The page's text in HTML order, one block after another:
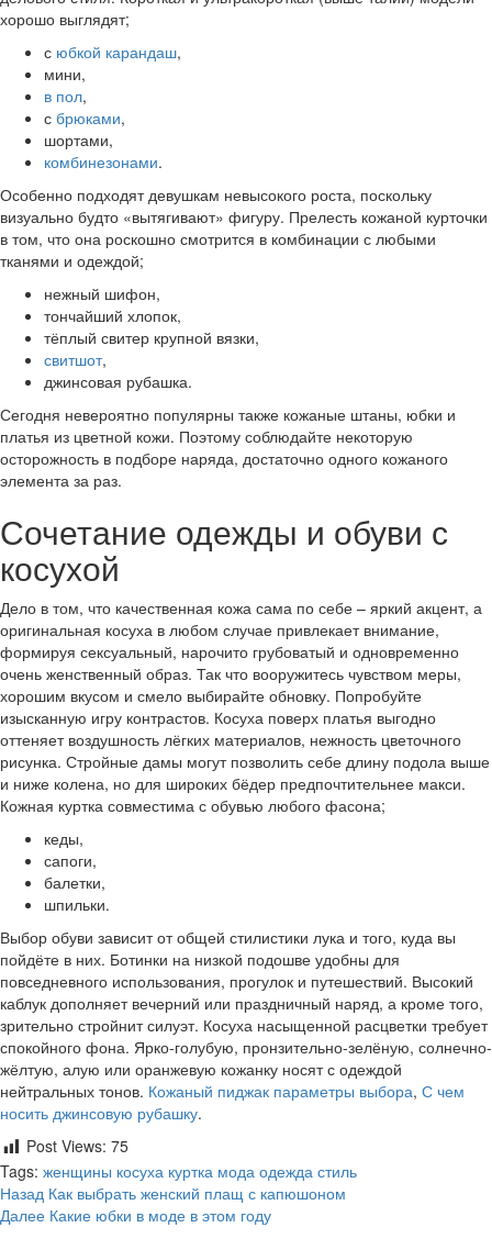
хорошо выглядят;
с юбкой карандаш,
мини,
в пол,
с брюками,
шортами,
комбинезонами.
Особенно подходят девушкам невысокого роста, поскольку
визуально будто «вытягивают» фигуру. Прелесть кожаной курточки
в том, что она роскошно смотрится в комбинации с любыми
тканями и одеждой;
нежный шифон,
тончайший хлопок,
тёплый свитер крупной вязки,
свитшот,
джинсовая рубашка.
Сегодня невероятно популярны также кожаные штаны, юбки и
платья из цветной кожи. Поэтому соблюдайте некоторую
осторожность в подборе наряда, достаточно одного кожаного
элемента за раз.
Сочетание одежды и обуви с
косухой
Дело в том, что качественная кожа сама по себе – яркий акцент, а
оригинальная косуха в любом случае привлекает внимание,
формируя сексуальный, нарочито грубоватый и одновременно
очень женственный образ. Так что вооружитесь чувством меры,
хорошим вкусом и смело выбирайте обновку. Попробуйте
изысканную игру контрастов. Косуха поверх платья выгодно
оттеняет воздушность лёгких материалов, нежность цветочного
рисунка. Стройные дамы могут позволить себе длину подола выше
и ниже колена, но для широких бёдер предпочтительнее макси.
Кожная куртка совместима с обувью любого фасона;
кеды,
сапоги,
балетки,
шпильки.
Выбор обуви зависит от общей стилистики лука и того, куда вы
пойдёте в них. Ботинки на низкой подошве удобны для
повседневного использования, прогулок и путешествий. Высокий
каблук дополняет вечерний или праздничный наряд, а кроме того,
зрительно стройнит силуэт. Косуха насыщенной расцветки требует
спокойного фона. Ярко-голубую, пронзительно-зелёную, солнечно-
жёлтую, алую или оранжевую кожанку носят с одеждой
нейтральных тонов. Кожаный пиджак параметры выбора, С чем
носить джинсовую рубашку.
Post Views: 75
Tags: женщины косуха куртка мода одежда стиль
Post
navigation
Назад Как выбрать женский плащ с капюшоном
Далее Какие юбки в моде в этом году